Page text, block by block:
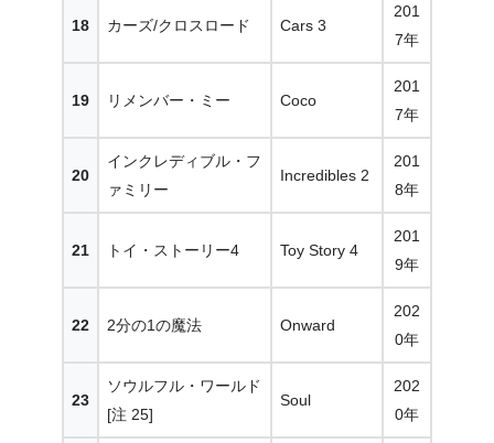
18 カーズ/クロスロード Cars 3
201
7年
19 リメンバー・ミー Coco
201
7年
20
インクレディブル・フ
ァミリー
Incredibles 2
201
8年
21 トイ・ストーリー4 Toy Story 4
201
9年
22 2分の1の魔法 Onward
202
0年
23
ソウルフル・ワールド
[注 25]
Soul
202
0年